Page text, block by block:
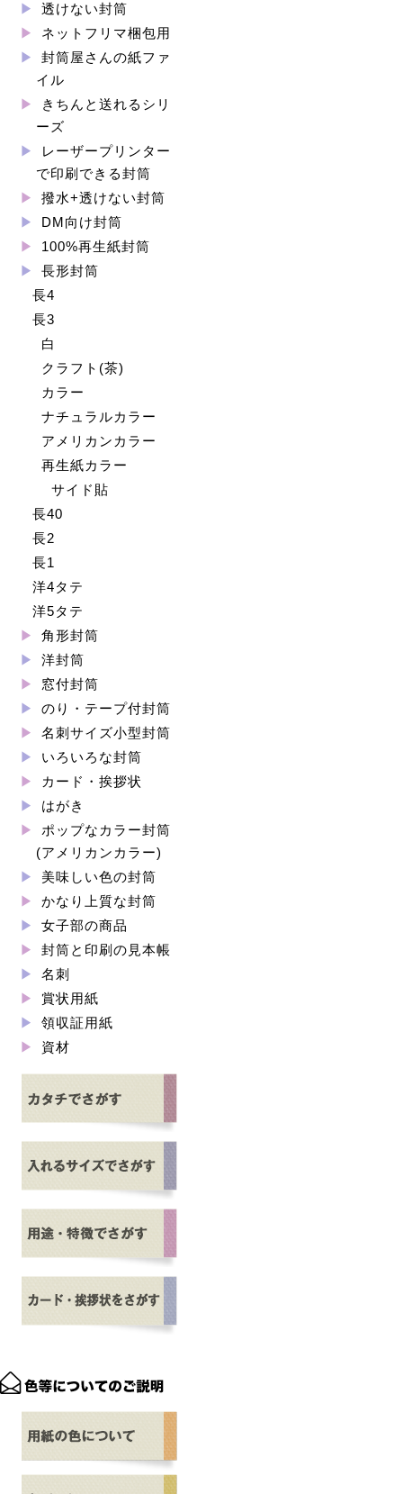
透けない封筒
ネットフリマ梱包用
封筒屋さんの紙ファ
イル
きちんと送れるシリ
ーズ
レーザープリンター
で印刷できる封筒
撥水+透けない封筒
DM向け封筒
100%再生紙封筒
長形封筒
長4
長3
白
クラフト(茶)
カラー
ナチュラルカラー
アメリカンカラー
再生紙カラー
サイド貼
長40
長2
長1
洋4タテ
洋5タテ
角形封筒
洋封筒
窓付封筒
のり・テープ付封筒
名刺サイズ小型封筒
いろいろな封筒
カード・挨拶状
はがき
ポップなカラー封筒
(アメリカンカラー)
美味しい色の封筒
かなり上質な封筒
女子部の商品
封筒と印刷の見本帳
名刺
賞状用紙
領収証用紙
資材